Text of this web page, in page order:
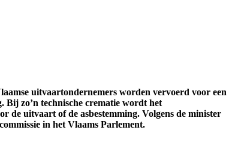
uitvaartondernemers worden vervoerd voor een
Bij zo’n technische crematie wordt het
de uitvaart of de asbestemming. Volgens de minister
in het Vlaams Parlement.